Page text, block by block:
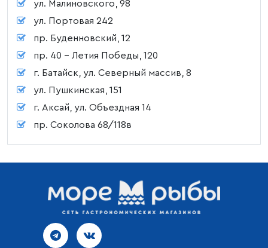
ул. Малиновского, 98
ул. Портовая 242
пр. Буденновский, 12
пр. 40 - Летия Победы, 120
г. Батайск, ул. Северный массив, 8
ул. Пушкинская, 151
г. Аксай, ул. Объездная 14
пр. Соколова 68/118в